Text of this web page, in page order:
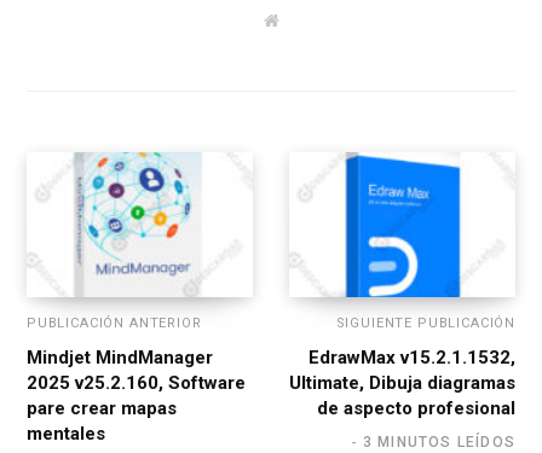
W
PUBLICACIÓN ANTERIOR
Mindjet MindManager
2025 v25.2.160, Software
pare crear mapas
mentales
SIGUIENTE PUBLICACIÓN
EdrawMax v15.2.1.1532,
Ultimate, Dibuja diagramas
de aspecto profesional
3 MINUTOS LEÍDOS